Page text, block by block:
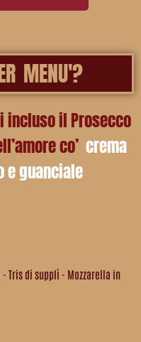
MENU'?
incluso il Prosecco
co’ crema
e guanciale
Tris di supplì - Mozzarella in